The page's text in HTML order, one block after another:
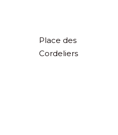
Place des
Cordeliers